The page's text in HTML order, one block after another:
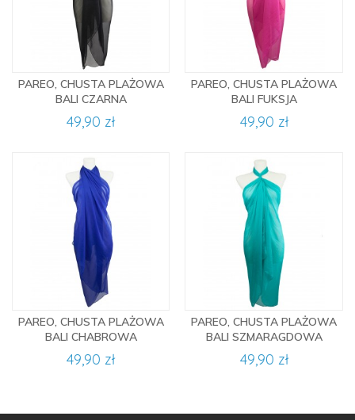
PAREO, CHUSTA PLAŻOWA
BALI CZARNA
49,90 zł
PAREO, CHUSTA PLAŻOWA
BALI FUKSJA
49,90 zł
PAREO, CHUSTA PLAŻOWA
BALI CHABROWA
49,90 zł
PAREO, CHUSTA PLAŻOWA
BALI SZMARAGDOWA
49,90 zł